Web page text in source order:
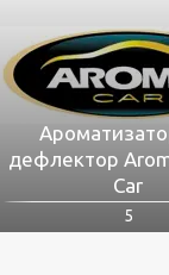
дефлектор
Car
5